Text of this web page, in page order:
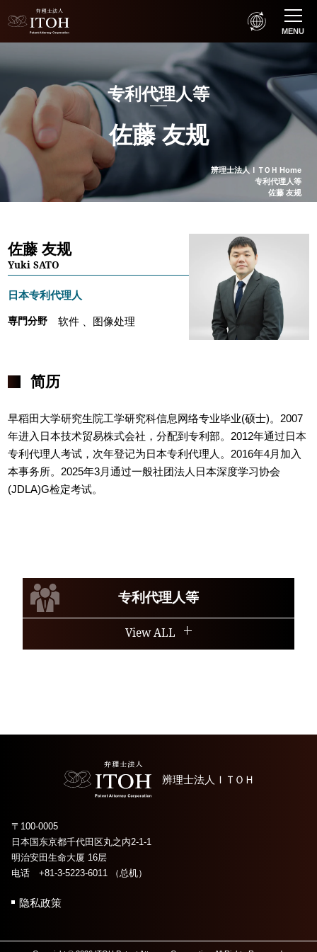
MENU
佐藤 友规
专利代理人等
辨理士法人ＩＴＯＨ Home
专利代理人等
佐藤 友规
佐藤 友规
Yuki SATO
日本专利代理人
専門分野 软件 、图像处理
简历
早稻田大学研究生院工学研究科信息网络专业毕业(硕士)。2007
年进入日本技术贸易株式会社，分配到专利部。2012年通过日本
专利代理人考试，次年登记为日本专利代理人。2016年4月加入
本事务所。2025年3月通过一般社团法人日本深度学习协会
(JDLA)G检定考试。
专利代理人等
View ALL
辨理士法人 ＩＴＯＨ
〒100-0005
日本国东京都千代田区丸之内2-1-1
明治安田生命大厦 16层
电话 +81-3-5223-6011 （总机）
隐私政策